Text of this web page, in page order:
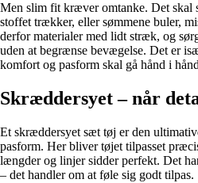
Men slim fit kræver omtanke. Det skal
stoffet trækker, eller sømmene buler,
derfor materialer med lidt stræk, og
uden at begrænse bevægelse. Det er
komfort og pasform skal gå hånd i
Skræddersyet – når
Et skræddersyet sæt tøj er den
pasform. Her bliver tøjet tilpasset
længder og linjer sidder perfekt. Det
– det handler om at føle sig godt tilpas.